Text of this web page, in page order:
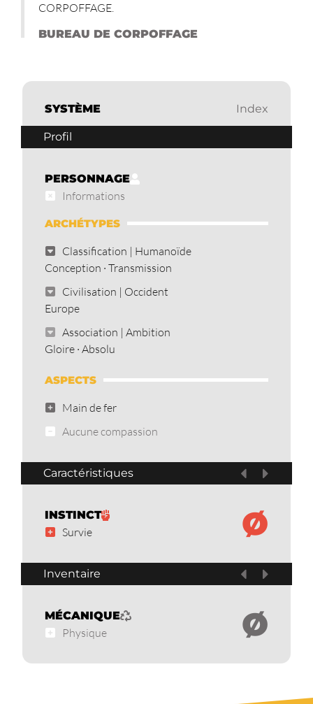
CORPOFFAGE.
BUREAU DE CORPOFFAGE
SYSTÈME Index
Profil
PERSONNAGE
Informations
ARCHÉTYPES
Classification | Humanoïde
Conception · Transmission
Civilisation | Occident
Europe
Association | Ambition
Gloire · Absolu
ASPECTS
Main de fer
Aucune compassion
Caractéristiques
Ø
INSTINCT
Survie
Inventaire
Ø
MÉCANIQUE
Physique